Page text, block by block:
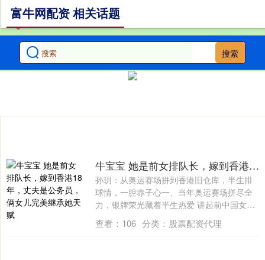
搜索
富牛网配资 相关话题
牛宝宝 她是前女排队长，嫁到香港18年，丈夫是公务员，俩女儿完美继承她天赋
孙玥：从奥运赛场拼到香港旧仓库，半生排
球情，一腔赤子心一、当年奥运赛场拼尽全
力，银牌荣光藏着半生热爱 讲起前中国女排
队长....
查看： 106 分类： 股票配资代理